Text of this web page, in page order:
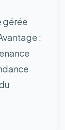
gérée
: